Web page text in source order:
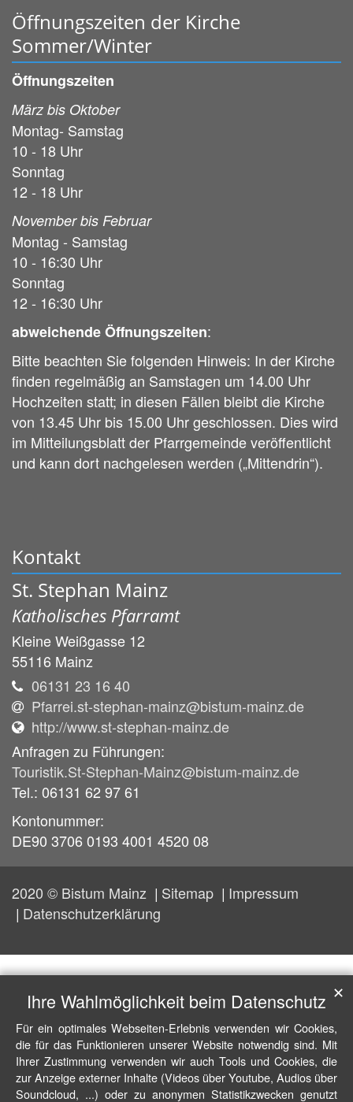
Öffnungszeiten der Kirche
Sommer/Winter
Öffnungszeiten
März bis Oktober
Montag- Samstag
10 - 18 Uhr
Sonntag
12 - 18 Uhr
November bis Februar
Montag - Samstag
10 - 16:30 Uhr
Sonntag
12 - 16:30 Uhr
abweichende Öffnungszeiten:
Bitte beachten Sie folgenden Hinweis: In der Kirche
finden regelmäßig an Samstagen um 14.00 Uhr
Hochzeiten statt; in diesen Fällen bleibt die Kirche
von 13.45 Uhr bis 15.00 Uhr geschlossen. Dies wird
im Mitteilungsblatt der Pfarrgemeinde veröffentlicht
und kann dort nachgelesen werden („Mittendrin“).
Kontakt
St. Stephan Mainz
Katholisches Pfarramt
Kleine Weißgasse 12
55116 Mainz
06131 23 16 40
Pfarrei.st-stephan-mainz@bistum-mainz.de
http://www.st-stephan-mainz.de
Anfragen zu Führungen:
Touristik.St-Stephan-Mainz@bistum-mainz.de
Tel.: 06131 62 97 61
Kontonummer:
DE90 3706 0193 4001 4520 08
2020 © Bistum Mainz Sitemap
Impressum
Datenschutzerklärung
Ihre Wahlmöglichkeit beim Datenschutz
Für ein optimales Webseiten-Erlebnis verwenden wir Cookies,
die für das Funktionieren unserer Website notwendig sind. Mit
Ihrer Zustimmung verwenden wir auch Tools und Cookies, die
zur Anzeige externer Inhalte (Videos über Youtube, Audios über
Soundcloud, ...) oder zu anonymen Statistikzwecken genutzt
✕